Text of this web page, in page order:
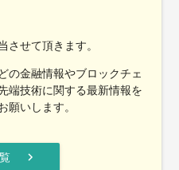
させて頂きます。
の金融情報やブロックチェ
端技術に関する最新情報を
願いします。
chevron_right